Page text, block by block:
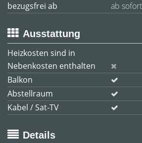
bezugsfrei ab
ab sofort
Ausstattung
Heizkosten sind in
Nebenkosten enthalten
Balkon
Abstellraum
Kabel / Sat-TV
Details